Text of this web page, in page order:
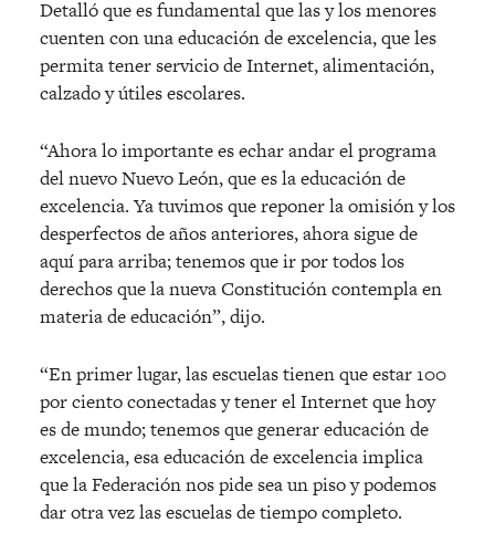
Detalló que es fundamental que las y los menores
cuenten con una educación de excelencia, que les
permita tener servicio de Internet, alimentación,
calzado y útiles escolares.
“Ahora lo importante es echar andar el programa
del nuevo Nuevo León, que es la educación de
excelencia. Ya tuvimos que reponer la omisión y los
desperfectos de años anteriores, ahora sigue de
aquí para arriba; tenemos que ir por todos los
derechos que la nueva Constitución contempla en
materia de educación”, dijo.
“En primer lugar, las escuelas tienen que estar 100
por ciento conectadas y tener el Internet que hoy
es de mundo; tenemos que generar educación de
excelencia, esa educación de excelencia implica
que la Federación nos pide sea un piso y podemos
dar otra vez las escuelas de tiempo completo.